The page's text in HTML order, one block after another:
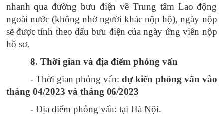
nhanh qua đường bưu điện về Trung tâm Lao động
ngoài nước (không nhờ người khác nộp hộ), ngày nộp
sẽ được tính theo dấu bưu điện của ngày ứng viên nộp
hồ sơ.
8. Thời gian và địa điểm phỏng vấn
- Thời gian phỏng vấn: dự kiến phỏng vấn vào
tháng 04/2023 và tháng 06/2023
- Địa điểm phỏng vấn: tại Hà Nội.